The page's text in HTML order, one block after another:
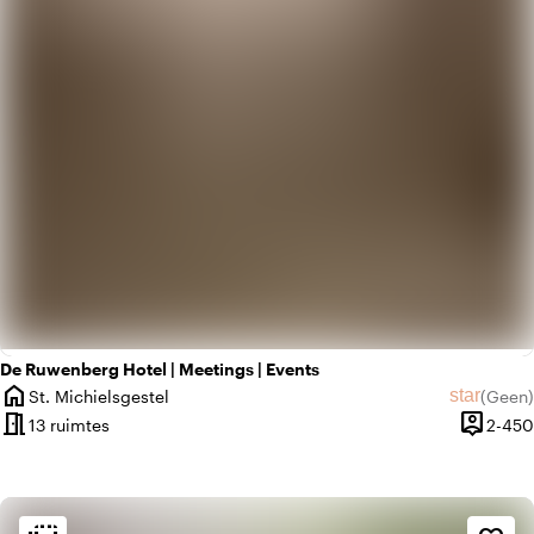
De Ruwenberg Hotel | Meetings | Events
home
Plaats
St. Michielsgestel star(Geen)
Geen
meeting_room13 ruimtes person_pin2-450